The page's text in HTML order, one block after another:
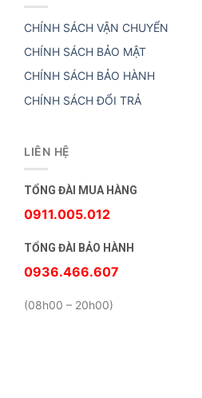
CHÍNH SÁCH VẬN CHUYỂN
CHÍNH SÁCH BẢO MẬT
CHÍNH SÁCH BẢO HÀNH
CHÍNH SÁCH ĐỔI TRẢ
LIÊN HỆ
TỔNG ĐÀI MUA HÀNG
0911.005.012
TỔNG ĐÀI BẢO HÀNH
0936.466.607
(08h00 – 20h00)